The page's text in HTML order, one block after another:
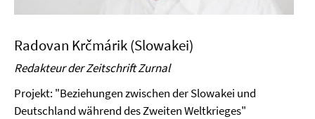
Radovan Krčmárik (Slowakei)
Redakteur der Zeitschrift Zurnal
Projekt: "Beziehungen zwischen der Slowakei und
Deutschland während des Zweiten Weltkrieges"